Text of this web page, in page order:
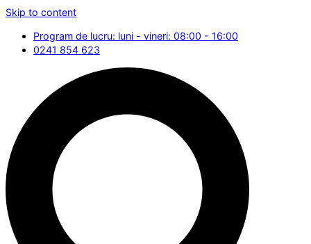
Skip to content
Program de lucru: luni - vineri: 08:00 - 16:00
0241 854 623